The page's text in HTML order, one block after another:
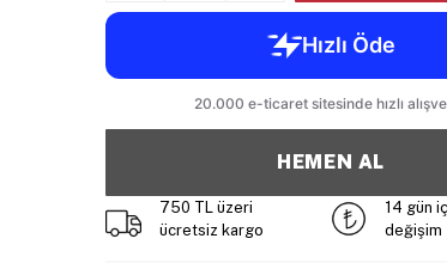
HEMEN AL
750 TL üzeri
ücretsiz kargo
14 gün
değişim